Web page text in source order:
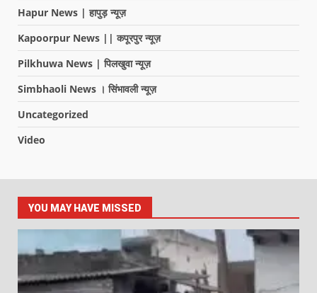
Hapur News | हापुड़ न्यूज़
Kapoorpur News || कपूरपुर न्यूज़
Pilkhuwa News | पिलखुवा न्यूज़
Simbhaoli News । सिंभावली न्यूज़
Uncategorized
Video
YOU MAY HAVE MISSED